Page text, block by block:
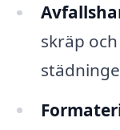
skräp